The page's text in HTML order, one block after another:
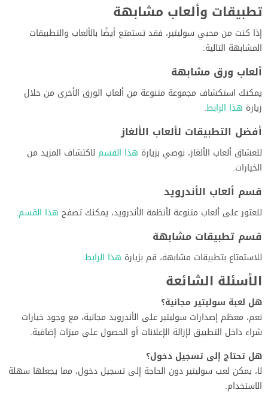
تطبيقات وألعاب مشابهة
إذا كنت من محبي سوليتير، فقد تستمتع أيضًا بالألعاب والتطبيقات
المشابهة التالية:
ألعاب ورق مشابهة
يمكنك استكشاف مجموعة متنوعة من ألعاب الورق الأخرى من خلال
زيارة هذا الرابط.
أفضل التطبيقات لألعاب الألغاز
للعشاق ألعاب الألغاز، نوصي بزيارة هذا القسم لاكتشاف المزيد من
الخيارات.
قسم ألعاب الأندرويد
للعثور على ألعاب متنوعة لأنظمة الأندرويد، يمكنك تصفح هذا القسم.
قسم تطبيقات مشابهة
للاستمتاع بتطبيقات مشابهة، قم بزيارة هذا الرابط.
الأسئلة الشائعة
هل لعبة سوليتير مجانية؟
نعم، معظم إصدارات سوليتير على الأندرويد مجانية، مع وجود خيارات
شراء داخل التطبيق لإزالة الإعلانات أو الحصول على ميزات إضافية.
هل تحتاج إلى تسجيل دخول؟
لا، يمكن لعب سوليتير دون الحاجة إلى تسجيل دخول، مما يجعلها سهلة
الاستخدام.